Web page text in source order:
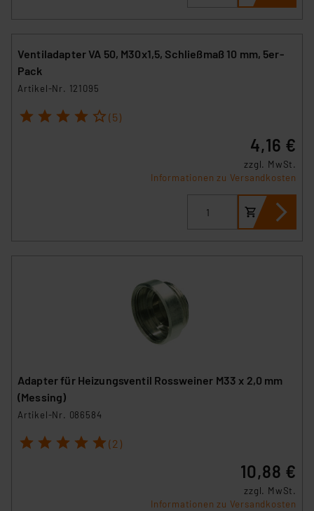
Ventiladapter VA 50, M30x1,5, Schließmaß 10 mm, 5er-
Pack
Artikel-Nr. 121095
1 2 3 4 5 (5)
4,16 €
zzgl. MwSt.
Informationen zu Versandkosten
Adapter für Heizungsventil Rossweiner M33 x 2,0 mm
(Messing)
Artikel-Nr. 086584
1 2 3 4 5 (2)
10,88 €
zzgl. MwSt.
Informationen zu Versandkosten